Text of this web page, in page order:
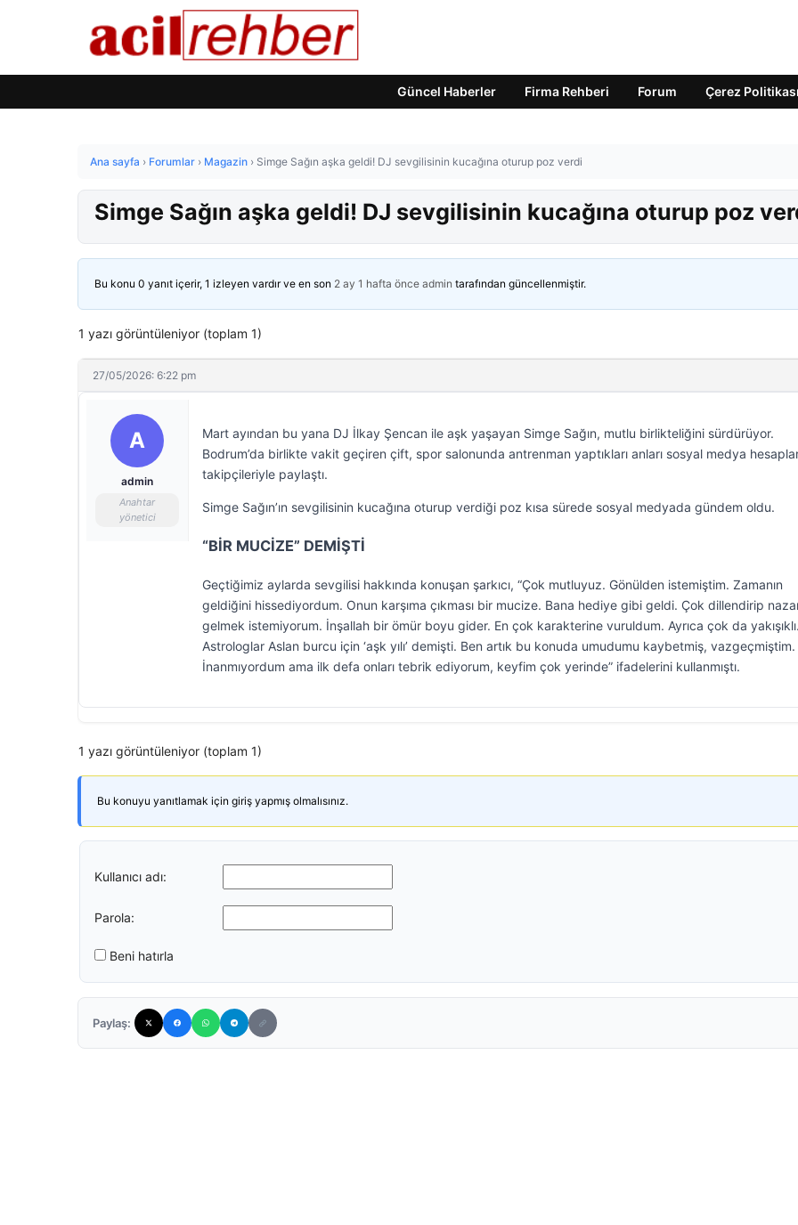
Güncel Haberler Firma Rehberi Forum Çerez Politikası
Ana sayfa › Forumlar › Magazin › Simge Sağın aşka geldi! DJ sevgilisinin kucağına oturup poz verdi
Simge Sağın aşka geldi! DJ sevgilisinin kucağına oturup poz
Bu konu 0 yanıt içerir, 1 izleyen vardır ve en son 2 ay 1 hafta önce admin tarafından güncellenmiştir.
1 yazı görüntüleniyor (toplam 1)
27/05/2026: 6:22 pm
A
admin
Anahtar
yönetici
Mart ayından bu yana DJ İlkay Şencan ile aşk yaşayan Simge Sağın, mutlu birlikteliğini sürdürüyor.
Bodrum’da birlikte vakit geçiren çift, spor salonunda antrenman yaptıkları anları sosyal medya
takipçileriyle paylaştı.
Simge Sağın’ın sevgilisinin kucağına oturup verdiği poz kısa sürede sosyal medyada gündem oldu.
“BİR MUCİZE” DEMİŞTİ
Geçtiğimiz aylarda sevgilisi hakkında konuşan şarkıcı, “Çok mutluyuz. Gönülden istemiştim. Zamanın
geldiğini hissediyordum. Onun karşıma çıkması bir mucize. Bana hediye gibi geldi. Çok dillendirip
gelmek istemiyorum. İnşallah bir ömür boyu gider. En çok karakterine vuruldum. Ayrıca çok da yakışıklı.
Astrologlar Aslan burcu için ‘aşk yılı’ demişti. Ben artık bu konuda umudumu kaybetmiş, vazgeçmiştim.
İnanmıyordum ama ilk defa onları tebrik ediyorum, keyfim çok yerinde” ifadelerini kullanmıştı.
1 yazı görüntüleniyor (toplam 1)
Bu konuyu yanıtlamak için giriş yapmış olmalısınız.
Kullanıcı adı:
Parola:
Beni hatırla
Paylaş: